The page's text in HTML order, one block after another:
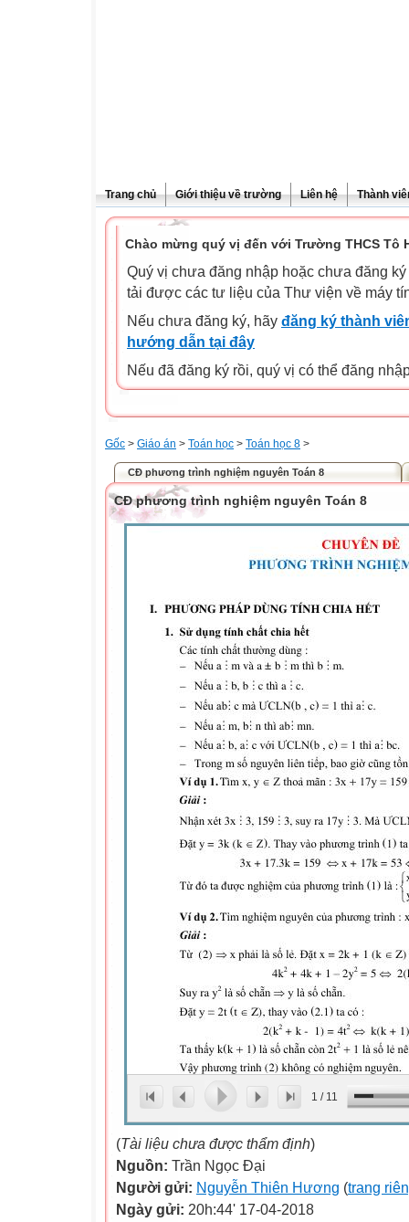
Trang chủ Giới thiệu về trường Liên hệ Thành
Chào mừng quý vị đến với Trường THCS Tô
Quý vị chưa đăng nhập hoặc chưa đăng
tải được các tư liệu của Thư viện về máy
Nếu chưa đăng ký, hãy đăng ký thành
hướng dẫn tại đây
Nếu đã đăng ký rồi, quý vị có thể đăng
Gốc > Giáo án > Toán học > Toán học 8 >
CĐ phương trình nghiệm nguyên Toán 8
CĐ phương trình nghiệm nguyên Toán 8
1 / 11
(Tài liệu chưa được thẩm định)
Nguồn: Trần Ngọc Đại
Người gửi: Nguyễn Thiên Hương (trang
Ngày gửi: 20h:44' 17-04-2018